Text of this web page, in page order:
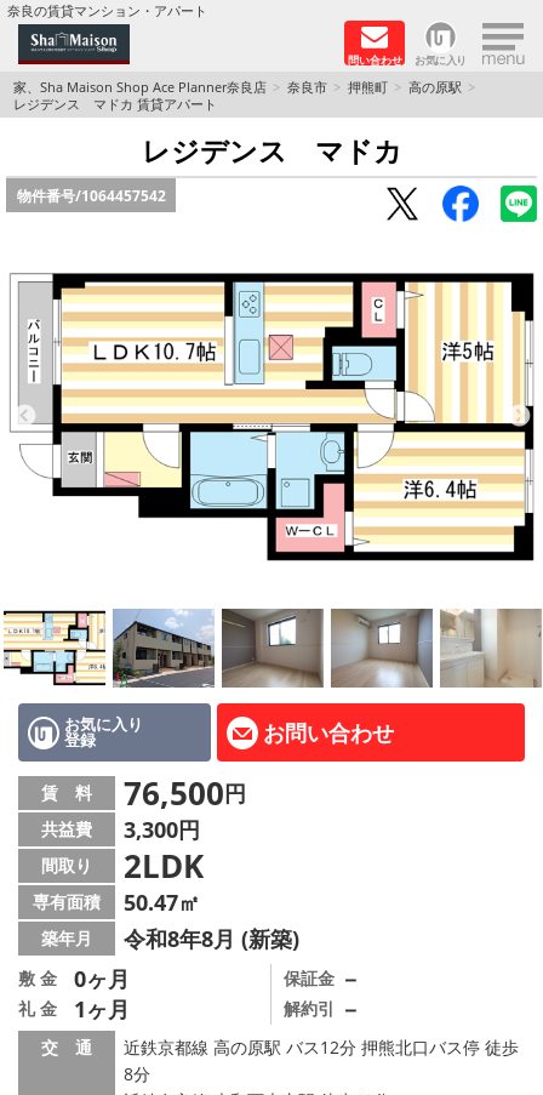
奈良の賃貸マンション・アパート
問い合わせ お気に入り ×
TOPページ
Foreigners welcome！
店長のおすすめ物件
積水ハウス Sha Maison 特集 (奈良北部、木津川
市)
積水ハウス Sha Maison 特集 (奈良南部)
路線·駅から探す
AcePlanner公式ライン
SNS
スタッフ紹介
リフォーム のことなら！
オーナー様へ
住宅型有料老人 Ｆｌｅｕｒａｇｅ
店舗情報·アクセス
会社概要
家、Sha Maison Shop Ace Planner奈良店 奈良市 押熊町
高の原駅
レジデンス マドカ 賃貸アパート
レジデンス マドカ
物件番号/1064457542
お気に入り
登録 お問い合わせ
賃 料 76,500円
共益費 3,300円
間取り 2LDK
専有面積 50.47㎡
築年月 令和8年8月 (新築)
敷 金 0ヶ月
礼 金 1ヶ月
保証金 －
解約引 －
交 通
近鉄京都線 高の原駅 バス12分 押熊北口バス停 徒歩
8分